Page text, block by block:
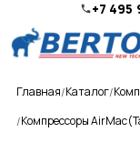
+7 495
Главная Каталог
Компрессоры